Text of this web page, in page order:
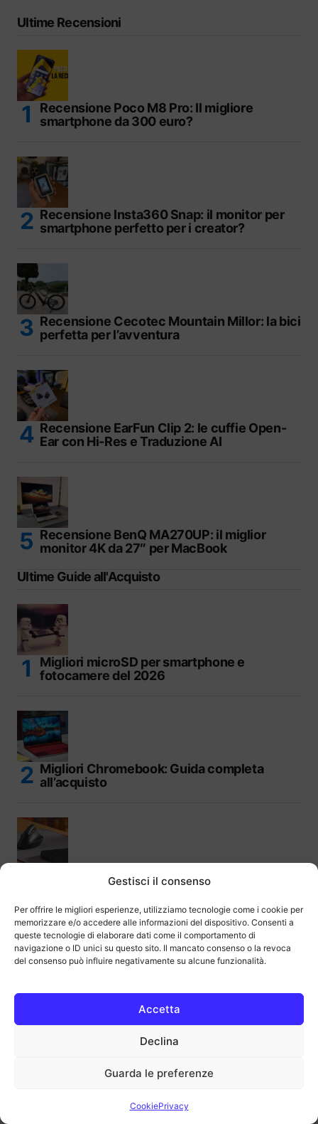
Gestisci il consenso
Per offrire le migliori esperienze, utilizziamo tecnologie come i cookie per
memorizzare e/o accedere alle informazioni del dispositivo. Consenti a
queste tecnologie di elaborare dati come il comportamento di
navigazione o ID unici su questo sito. Il mancato consenso o la revoca
del consenso può influire negativamente su alcune funzionalità.
Accetta
Declina
Guarda le preferenze
CookiePrivacy
Ultime Recensioni
Recensione Poco M8 Pro: Il migliore
smartphone da 300 euro?
Recensione Insta360 Snap: il monitor per
smartphone perfetto per i creator?
Recensione Cecotec Mountain Millor: la bici
perfetta per l’avventura
Recensione EarFun Clip 2: le cuffie Open-
Ear con Hi-Res e Traduzione AI
Recensione BenQ MA270UP: il miglior
monitor 4K da 27″ per MacBook
Ultime Guide all'Acquisto
Migliori microSD per smartphone e
fotocamere del 2026
Migliori Chromebook: Guida completa
all’acquisto
Migliori mouse verticali sul mercato | Guida
all’acquisto
laptop ed esigenza